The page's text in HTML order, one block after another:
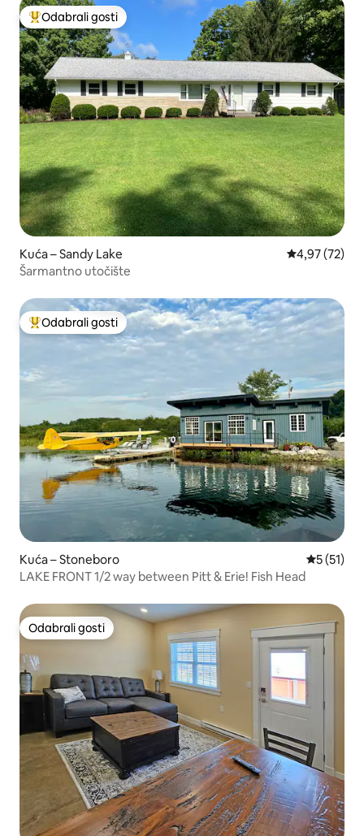
Među najviše rangiranima s oznakom „Odabrali gosti”
Odabrali gosti
Kuća – Sandy Lake Prosječna
4,97 (72)
Šarmantno utočište
Među najviše rangiranima s oznakom „Odabrali gosti”
Odabrali gosti
Kuća – Stoneboro Prosječna
5 (51)
LAKE FRONT 1/2 way between Pitt & Erie! Fish Head
Odabrali gosti
Odabrali gosti